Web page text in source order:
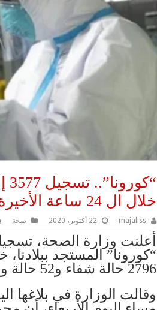
خلال ال 24 ساعة الأخيرة
majaliss 22 أكتوبر، 2020 صحة
2796 حالة شفاء و52 حالة وفاة، خلال الفترة نفسها.
وقالت الوزارة في بلاغها